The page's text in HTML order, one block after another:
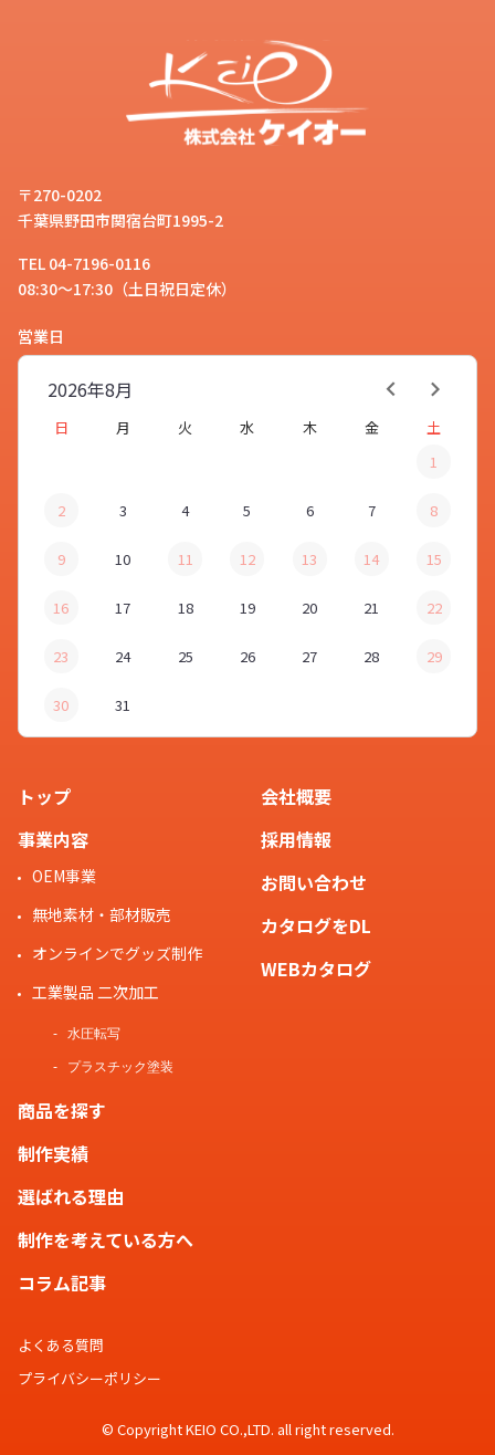
〒270-0202
千葉県野田市関宿台町1995-2
TEL 04-7196-0116
08:30～17:30（土日祝日定休）
営業日
8月
2026年
日 月 火 水 木 金
土
1
2 3 4 5 6 7 8
9 10 11 12 13 14 15
16 17 18 19 20 21 22
23 24 25 26 27 28 29
30 31
トップ
事業内容
OEM事業
無地素材・部材販売
オンラインでグッズ制作
工業製品 二次加工
水圧転写
プラスチック塗装
商品を探す
制作実績
選ばれる理由
制作を考えている方へ
コラム記事
会社概要
採用情報
お問い合わせ
カタログをDL
WEBカタログ
よくある質問
プライバシーポリシー
© Copyright KEIO CO.,LTD. all right reserved.